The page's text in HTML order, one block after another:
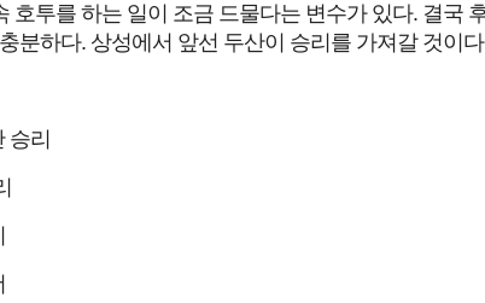
투를 하는 일이 조금 드물다는 변수가 있다. 결국
분하다. 상성에서 앞선 두산이 승리를 가져갈 것이
승리